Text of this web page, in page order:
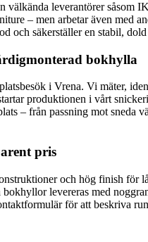
välkända leverantörer
– men arbetar även med
och säkerställer en stabil,
bokhylla
i Vrena. Vi mäter,
produktionen i vårt
– från passning mot
pris
och hög finish för
levereras med
för att beskriva